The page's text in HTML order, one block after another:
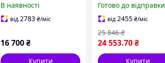
переднє скло біла
смуга.
В наявності
від2783₴/міс
16 700₴
Купити
Готово до відправки
від2455₴/міс
24 553.70₴
25 846 ₴
Купити